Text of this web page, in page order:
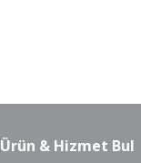
Ürün & Hizmet Bul